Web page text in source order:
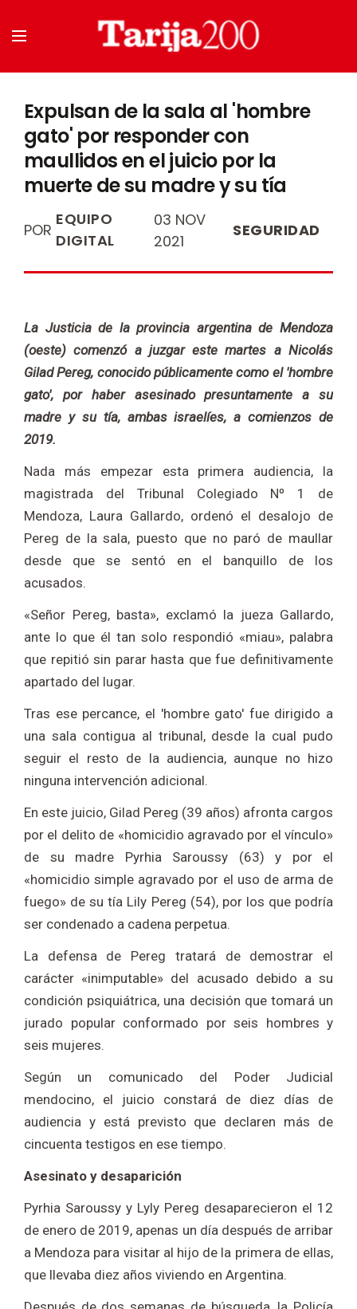
Expulsan de la sala al 'hombre
gato' por responder con
maullidos en el juicio por la
muerte de su madre y su tía
POR
EQUIPO
DIGITAL
03 NOV
2021
SEGURIDAD
La Justicia de la provincia argentina de Mendoza
(oeste) comenzó a juzgar este martes a Nicolás
Gilad Pereg, conocido públicamente como el 'hombre
gato', por haber asesinado presuntamente a su
madre y su tía, ambas israelíes, a comienzos de
2019.
Nada más empezar esta primera audiencia, la
magistrada del Tribunal Colegiado Nº 1 de
Mendoza, Laura Gallardo, ordenó el desalojo de
Pereg de la sala, puesto que no paró de maullar
desde que se sentó en el banquillo de los
acusados.
«Señor Pereg, basta», exclamó la jueza Gallardo,
ante lo que él tan solo respondió «miau», palabra
que repitió sin parar hasta que fue definitivamente
apartado del lugar.
Tras ese percance, el 'hombre gato' fue dirigido a
una sala contigua al tribunal, desde la cual pudo
seguir el resto de la audiencia, aunque no hizo
ninguna intervención adicional.
En este juicio, Gilad Pereg (39 años) afronta cargos
por el delito de «homicidio agravado por el vínculo»
de su madre Pyrhia Saroussy (63) y por el
«homicidio simple agravado por el uso de arma de
fuego» de su tía Lily Pereg (54), por los que podría
ser condenado a cadena perpetua.
La defensa de Pereg tratará de demostrar el
carácter «inimputable» del acusado debido a su
condición psiquiátrica, una decisión que tomará un
jurado popular conformado por seis hombres y
seis mujeres.
Según un comunicado del Poder Judicial
mendocino, el juicio constará de diez días de
audiencia y está previsto que declaren más de
cincuenta testigos en ese tiempo.
Asesinato y desaparición
Pyrhia Saroussy y Lyly Pereg desaparecieron el 12
de enero de 2019, apenas un día después de arribar
a Mendoza para visitar al hijo de la primera de ellas,
que llevaba diez años viviendo en Argentina.